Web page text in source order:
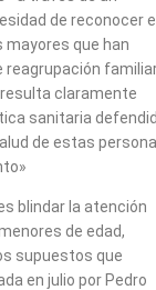
de reconocer
que han
reagrupación
claramente
sanitaria
de estas
blindar la atención
de edad,
supuestos que
en julio por Pedro